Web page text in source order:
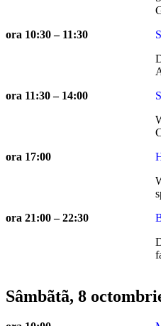
ora 10:30 – 11:30
ora 11:30 – 14:00
ora 17:00
ora 21:00 – 22:30
Sâmbãtã, 8